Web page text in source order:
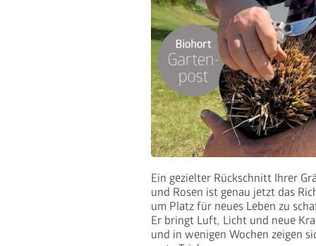
Ein gezielter Rückschnitt Ihrer
und Rosen ist genau jetzt das
um Platz für neues Leben zu
Er bringt Luft, Licht und neue
und in wenigen Wochen zeigen
50% auf
Hoch mit dem Bike.
ist beim Kauf eines
zum halben Preis